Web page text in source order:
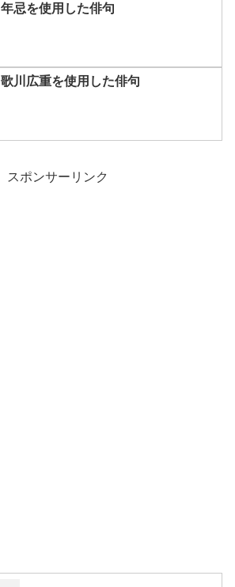
年忌を使用した俳句
歌川広重を使用した俳句
スポンサーリンク